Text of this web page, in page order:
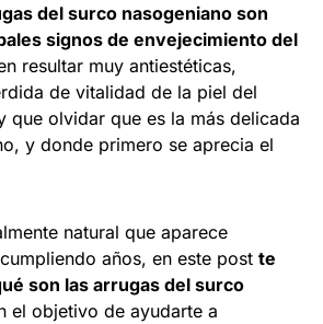
del surco nasogeniano son
signos de envejecimiento del
resultar muy antiestéticas,
de vitalidad de la piel del
que olvidar que es la más delicada
y donde primero se aprecia el
natural que aparece
años, en este post te
son las arrugas del surco
el objetivo de ayudarte a